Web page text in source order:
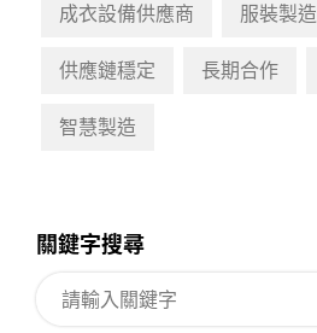
成衣設備供應商 服裝製造
供應鏈穩定 長期合作
智慧製造
關鍵字搜尋